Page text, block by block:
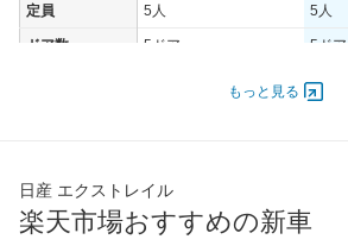
定員 5人 5人
ドア数 5ドア 5ドア
-
最高トルク 250 [25.5]/ 2,400
過給機 TB TB
もっと見る
日産 エクストレイル
楽天市場おすすめの新車